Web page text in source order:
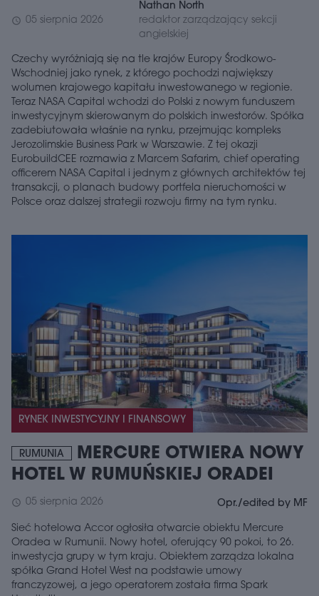
schedule 05 sierpnia 2026
Nathan North
redaktor zarządzający sekcji
angielskiej
Czechy wyróżniają się na tle krajów Europy Środkowo-
Wschodniej jako rynek, z którego pochodzi największy
wolumen krajowego kapitału inwestowanego w regionie.
Teraz NASA Capital wchodzi do Polski z nowym funduszem
inwestycyjnym skierowanym do polskich inwestorów. Spółka
zadebiutowała właśnie na rynku, przejmując kompleks
Jerozolimskie Business Park w Warszawie. Z tej okazji
EurobuildCEE rozmawia z Marcem Safarim, chief operating
officerem NASA Capital i jednym z głównych architektów tej
transakcji, o planach budowy portfela nieruchomości w
Polsce oraz dalszej strategii rozwoju firmy na tym rynku.
RYNEK INWESTYCYJNY I FINANSOWY
RUMUNIA
MERCURE OTWIERA NOWY
HOTEL W RUMUŃSKIEJ ORADEI
schedule 05 sierpnia 2026 Opr./edited by MF
Sieć hotelowa Accor ogłosiła otwarcie obiektu Mercure
Oradea w Rumunii. Nowy hotel, oferujący 90 pokoi, to 26.
inwestycja grupy w tym kraju. Obiektem zarządza lokalna
spółka Grand Hotel West na podstawie umowy
franczyzowej, a jego operatorem została firma Spark